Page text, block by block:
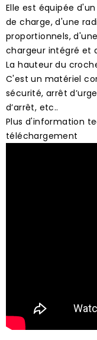
Elle est équipée
de charge, d'une
proportionnels,
chargeur intégré et
La hauteur du
C'est un matériel
sécurité, arrêt
d’arrêt, etc..
Plus d'information
téléchargement